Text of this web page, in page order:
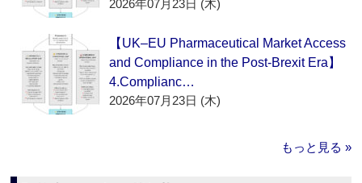
2026年07月23日 (木)
【UK–EU Pharmaceutical Market Access
and Compliance in the Post-Brexit Era】
4.Complianc…
2026年07月23日 (木)
もっと見る »